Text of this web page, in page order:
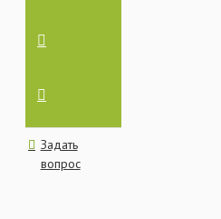
Задать
вопрос